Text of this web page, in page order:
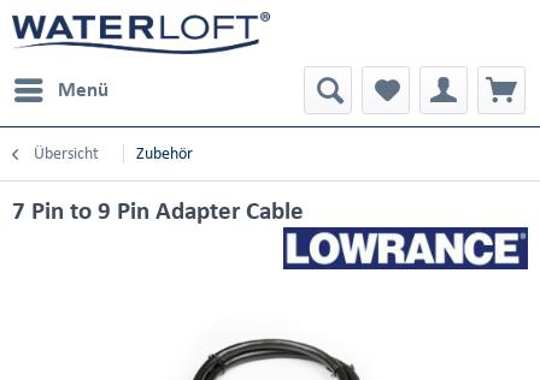
Menü
Übersicht Zubehör
7 Pin to 9 Pin Adapter Cable